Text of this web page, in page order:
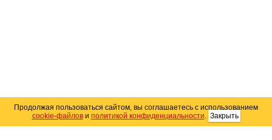
Продолжая пользоваться сайтом, вы соглашаетесь с использованием
cookie-файлови политикой конфиденциальности. Закрыть